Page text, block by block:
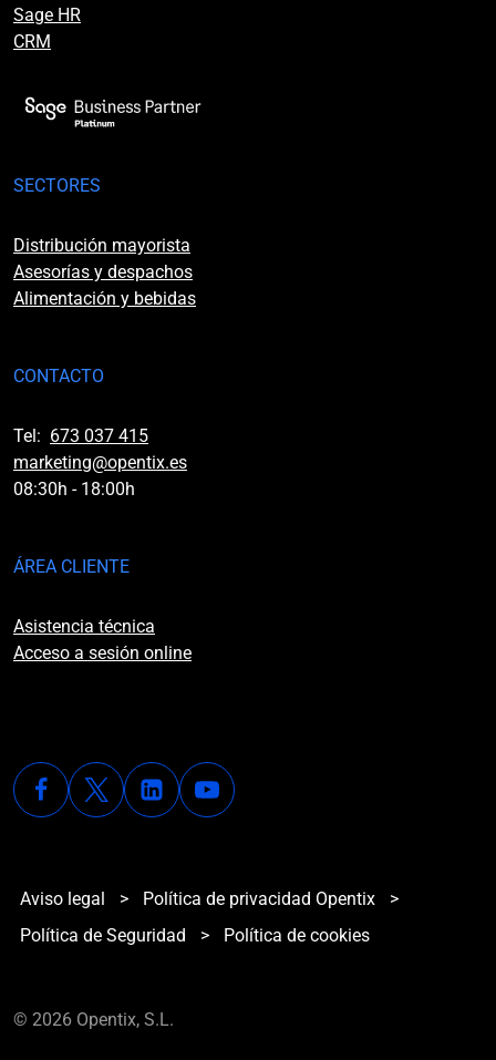
Sage HR
CRM
SECTORES
Distribución mayorista
Asesorías y despachos
Alimentación y bebidas
CONTACTO
Tel: 673 037 415
marketing@opentix.es
08:30h - 18:00h
ÁREA CLIENTE
Asistencia técnica
Acceso a sesión online
Aviso legal > Política de privacidad Opentix
>
Política de Seguridad
> Política de cookies
© 2026 Opentix, S.L.